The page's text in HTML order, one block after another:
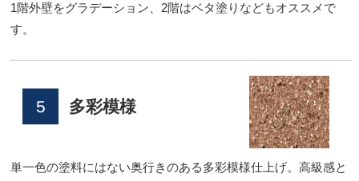
1階外壁をグラデーション、2階はベタ塗りなどもオススメで
す。
5 多彩模様
単一色の塗料にはない奥行きのある多彩模様仕上げ。高級感と